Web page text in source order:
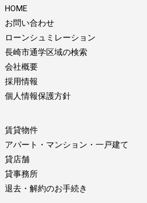
HOME
お問い合わせ
ローンシュミレーション
長崎市通学区域の検索
会社概要
採用情報
個人情報保護方針
賃貸物件
アパート・マンション・一戸建て
貸店舗
貸事務所
退去・解約のお手続き